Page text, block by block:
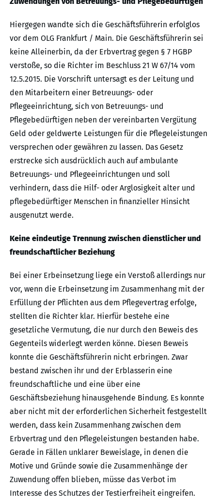
Hiergegen wandte sich die Geschäftsführerin erfolglos
vor dem OLG Frankfurt / Main. Die Geschäftsführerin sei
keine Alleinerbin, da der Erbvertrag gegen § 7 HGBP
verstoße, so die Richter im Beschluss 21 W 67/14 vom
12.5.2015. Die Vorschrift untersagt es der Leitung und
den Mitarbeitern einer Betreuungs- oder
Pflegeeinrichtung, sich von Betreuungs- und
Pflegebedürftigen neben der vereinbarten Vergütung
Geld oder geldwerte Leistungen für die Pflegeleistungen
versprechen oder gewähren zu lassen. Das Gesetz
erstrecke sich ausdrücklich auch auf ambulante
Betreuungs- und Pflegeeinrichtungen und soll
verhindern, dass die Hilf- oder Arglosigkeit alter und
pflegebedürftiger Menschen in finanzieller Hinsicht
ausgenutzt werde.
Keine eindeutige Trennung zwischen dienstlicher und
freundschaftlicher Beziehung
Bei einer Erbeinsetzung liege ein Verstoß allerdings nur
vor, wenn die Erbeinsetzung im Zusammenhang mit der
Erfüllung der Pflichten aus dem Pflegevertrag erfolge,
stellten die Richter klar. Hierfür bestehe eine
gesetzliche Vermutung, die nur durch den Beweis des
Gegenteils widerlegt werden könne. Diesen Beweis
konnte die Geschäftsführerin nicht erbringen. Zwar
bestand zwischen ihr und der Erblasserin eine
freundschaftliche und eine über eine
Geschäftsbeziehung hinausgehende Bindung. Es konnte
aber nicht mit der erforderlichen Sicherheit festgestellt
werden, dass kein Zusammenhang zwischen dem
Erbvertrag und den Pflegeleistungen bestanden habe.
Gerade in Fällen unklarer Beweislage, in denen die
Motive und Gründe sowie die Zusammenhänge der
Zuwendung offen blieben, müsse das Verbot im
Interesse des Schutzes der Testierfreiheit eingreifen.